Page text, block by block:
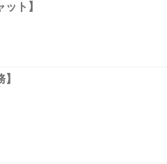
ト】